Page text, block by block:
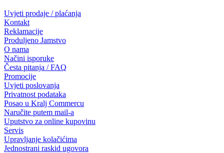
Uvjeti prodaje / plaćanja
Kontakt
Reklamacije
Produljeno Jamstvo
O nama
Načini isporuke
Česta pitanja / FAQ
Promocije
Uvjeti poslovanja
Privatnost podataka
Posao u Kralj Commercu
Naručite putem mail-a
Uputstvo za online kupovinu
Servis
Upravljanje kolačićima
Jednostrani raskid ugovora